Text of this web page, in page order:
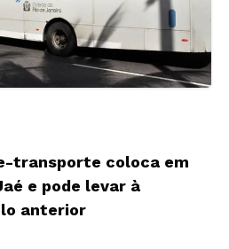
transporte coloca em
e pode levar à
anterior